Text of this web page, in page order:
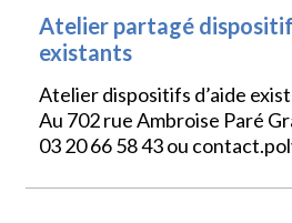
Atelier partagé
existants
Atelier dispositifs d’aide
Au 702 rue Ambroise Paré
03 20 66 58 43 ou